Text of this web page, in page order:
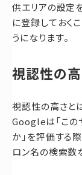
供エリアの設定
に登録しておく
うになります。
視認性の
視認性の高さと
Googleは「この
か」を評価する
ロン名の検索数